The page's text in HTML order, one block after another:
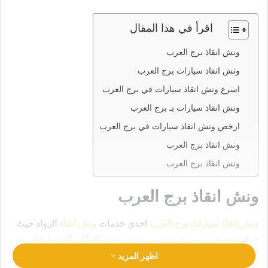
اقرأ في هذا المقال
ونش انقاذ برج العرب
ونش انقاذ سيارات برج العرب
اسرع ونش انقاذ سيارات في برج العرب
ونش انقاذ سيارات بـ برج العرب
ارخص ونش انقاذ سيارات في برج العرب
ونش انقاذ برج العرب
ونش انقاذ برج العرب
ونش انقاذ برج العرب
ونش إنقاذ سيارات برج العرب احدي خدمات ونش انقاذ الرواد حيث
انقاذ سيارتك في امان تام وراحة رقم ونش انقاذ برج العرب
اظهر المزيد